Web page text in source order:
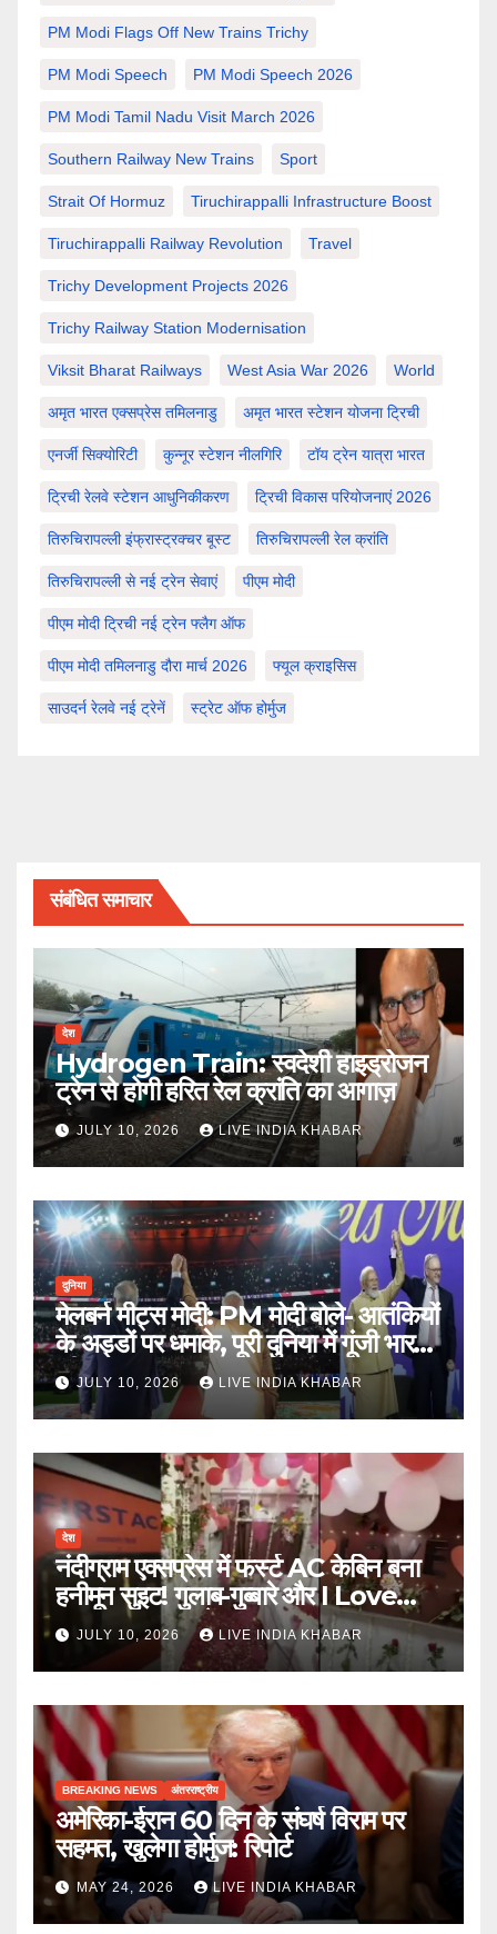
PM Modi Flags Off New Trains Trichy
PM Modi Speech PM Modi Speech 2026
PM Modi Tamil Nadu Visit March 2026
Southern Railway New Trains Sport
Strait Of Hormuz Tiruchirappalli Infrastructure Boost
Tiruchirappalli Railway Revolution Travel
Trichy Development Projects 2026
Trichy Railway Station Modernisation
Viksit Bharat Railways West Asia War 2026 World
अमृत भारत एक्सप्रेस तमिलनाडु अमृत भारत स्टेशन योजना ट्रिची
एनर्जी सिक्योरिटी कुन्नूर स्टेशन नीलगिरि टॉय ट्रेन यात्रा भारत
ट्रिची रेलवे स्टेशन आधुनिकीकरण ट्रिची विकास परियोजनाएं 2026
तिरुचिरापल्ली इंफ्रास्ट्रक्चर बूस्ट तिरुचिरापल्ली रेल क्रांति
तिरुचिरापल्ली से नई ट्रेन सेवाएं पीएम मोदी
पीएम मोदी ट्रिची नई ट्रेन फ्लैग ऑफ
पीएम मोदी तमिलनाडु दौरा मार्च 2026 फ्यूल क्राइसिस
साउदर्न रेलवे नई ट्रेनें स्ट्रेट ऑफ होर्मुज
संबंधित समाचार
देश
Hydrogen Train: स्वदेशी हाइड्रोजन
ट्रेन से होगी हरित रेल क्रांति का आगाज़
JULY 10, 2026 LIVE INDIA KHABAR
दुनिया
मेलबर्न मीट्स मोदी: PM मोदी बोले- आतंकियों
के अड्डों पर धमाके, पूरी दुनिया में गूंजी भारत
की ताकत
JULY 10, 2026 LIVE INDIA KHABAR
देश
नंदीग्राम एक्सप्रेस में फर्स्ट AC केबिन बना
हनीमून सुइट! गुलाब-गुब्बारे और I Love
You, TTE सस्पेंड
JULY 10, 2026 LIVE INDIA KHABAR
BREAKING NEWS अंतरराष्ट्रीय
अमेरिका-ईरान 60 दिन के संघर्ष विराम पर
सहमत, खुलेगा होर्मुज: रिपोर्ट
MAY 24, 2026 LIVE INDIA KHABAR